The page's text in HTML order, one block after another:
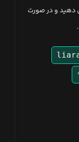
دهید و در صورت